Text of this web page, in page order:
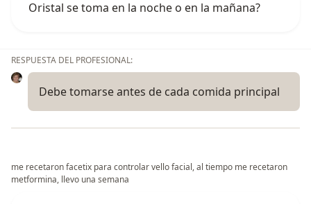
Oristal se toma en la noche o en la mañana?
RESPUESTA DEL PROFESIONAL:
Debe tomarse antes de cada comida principal
me recetaron facetix para controlar vello facial, al tiempo me recetaron
metformina, llevo una semana